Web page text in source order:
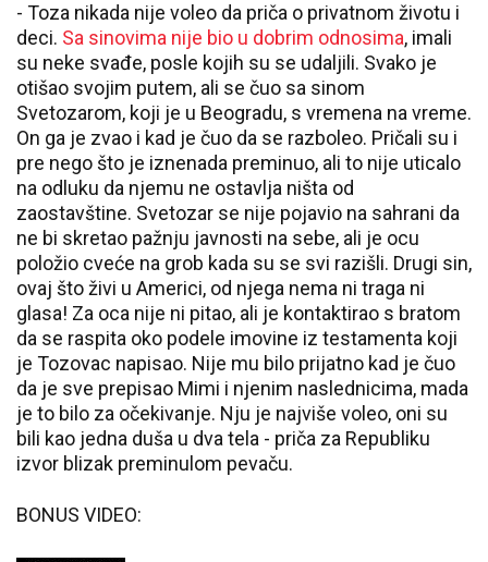
- Toza nikada nije voleo da priča o privatnom životu i
deci. Sa sinovima nije bio u dobrim odnosima, imali
su neke svađe, posle kojih su se udaljili. Svako je
otišao svojim putem, ali se čuo sa sinom
Svetozarom, koji je u Beogradu, s vremena na vreme.
On ga je zvao i kad je čuo da se razboleo. Pričali su i
pre nego što je iznenada preminuo, ali to nije uticalo
na odluku da njemu ne ostavlja ništa od
zaostavštine. Svetozar se nije pojavio na sahrani da
ne bi skretao pažnju javnosti na sebe, ali je ocu
položio cveće na grob kada su se svi razišli. Drugi sin,
ovaj što živi u Americi, od njega nema ni traga ni
glasa! Za oca nije ni pitao, ali je kontaktirao s bratom
da se raspita oko podele imovine iz testamenta koji
je Tozovac napisao. Nije mu bilo prijatno kad je čuo
da je sve prepisao Mimi i njenim naslednicima, mada
je to bilo za očekivanje. Nju je najviše voleo, oni su
bili kao jedna duša u dva tela - priča za Republiku
izvor blizak preminulom pevaču.
BONUS VIDEO: